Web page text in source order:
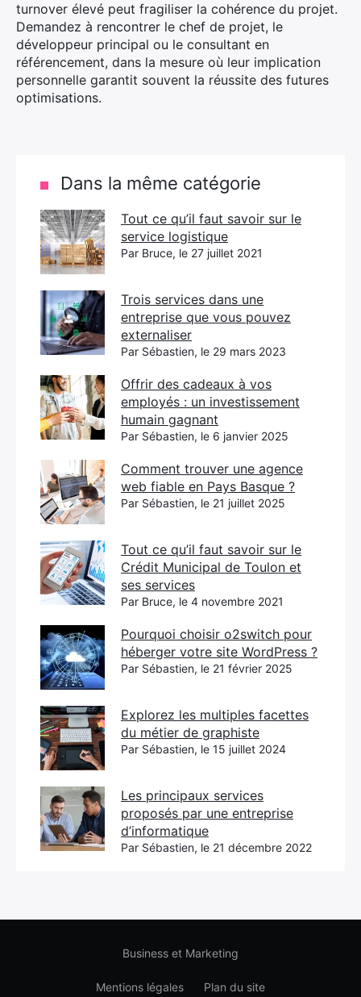
turnover élevé peut fragiliser la cohérence du projet.
Demandez à rencontrer le chef de projet, le
développeur principal ou le consultant en
référencement, dans la mesure où leur implication
personnelle garantit souvent la réussite des futures
optimisations.
Dans la même catégorie
Tout ce qu’il faut savoir sur le
service logistique
Par Bruce, le 27 juillet 2021
Trois services dans une
entreprise que vous pouvez
externaliser
Par Sébastien, le 29 mars 2023
Offrir des cadeaux à vos
employés : un investissement
humain gagnant
Par Sébastien, le 6 janvier 2025
Comment trouver une agence
web fiable en Pays Basque ?
Par Sébastien, le 21 juillet 2025
Tout ce qu’il faut savoir sur le
Crédit Municipal de Toulon et
ses services
Par Bruce, le 4 novembre 2021
Pourquoi choisir o2switch pour
héberger votre site WordPress ?
Par Sébastien, le 21 février 2025
Explorez les multiples facettes
du métier de graphiste
Par Sébastien, le 15 juillet 2024
Les principaux services
proposés par une entreprise
d’informatique
Par Sébastien, le 21 décembre 2022
Business et Marketing
Mentions légales Plan du site